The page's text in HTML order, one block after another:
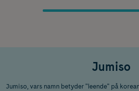
Jumiso
Jumiso, vars namn betyder "leende" på